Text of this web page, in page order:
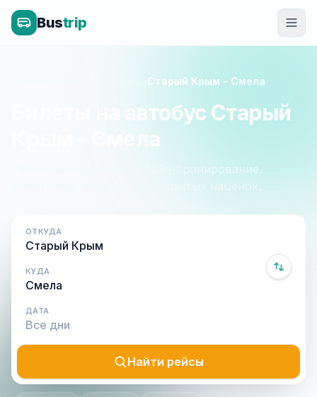
Bustrip
Старый Крым - Смела
Билеты на автобус Старый
Крым - Смела
Расписание, цены и онлайн-бронирование.
Оплата при посадке, без скрытых наценок.
ОТКУДА
КУДА
ДАТА
Найти рейсы